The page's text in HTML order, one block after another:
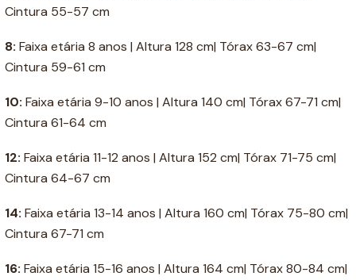
Cintura 55-57 cm
8: Faixa etária 8 anos | Altura 128 cm| Tórax 63-67 cm|
Cintura 59-61 cm
10: Faixa etária 9-10 anos | Altura 140 cm| Tórax 67-71 cm|
Cintura 61-64 cm
12: Faixa etária 11-12 anos | Altura 152 cm| Tórax 71-75 cm|
Cintura 64-67 cm
14: Faixa etária 13-14 anos | Altura 160 cm| Tórax 75-80 cm|
Cintura 67-71 cm
16: Faixa etária 15-16 anos | Altura 164 cm| Tórax 80-84 cm|